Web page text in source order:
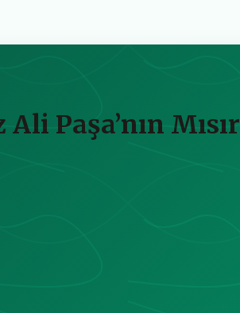
Paşa’nın